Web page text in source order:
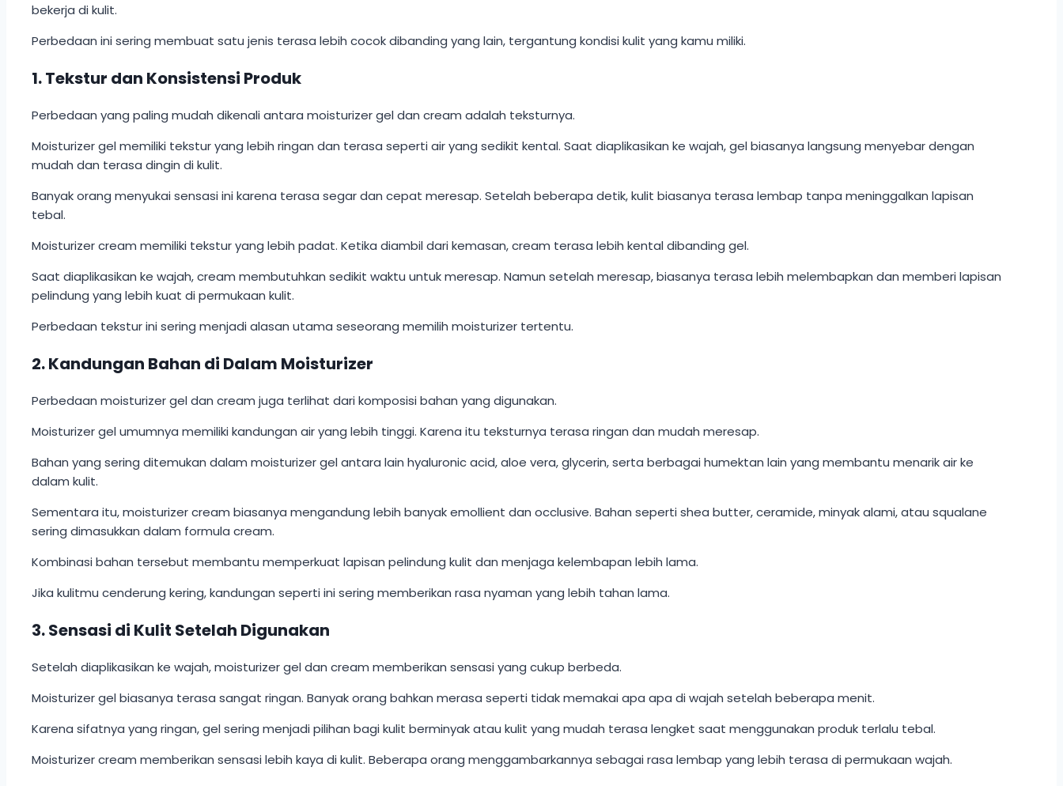
bekerja di kulit.
Perbedaan ini sering membuat satu jenis terasa lebih cocok dibanding yang lain, tergantung kondisi kulit yang kamu miliki.
1. Tekstur dan Konsistensi Produk
Perbedaan yang paling mudah dikenali antara moisturizer gel dan cream adalah teksturnya.
Moisturizer gel memiliki tekstur yang lebih ringan dan terasa seperti air yang sedikit kental. Saat diaplikasikan ke wajah, gel biasanya langsung menyebar dengan
mudah dan terasa dingin di kulit.
Banyak orang menyukai sensasi ini karena terasa segar dan cepat meresap. Setelah beberapa detik, kulit biasanya terasa lembap tanpa meninggalkan lapisan
tebal.
Moisturizer cream memiliki tekstur yang lebih padat. Ketika diambil dari kemasan, cream terasa lebih kental dibanding gel.
Saat diaplikasikan ke wajah, cream membutuhkan sedikit waktu untuk meresap. Namun setelah meresap, biasanya terasa lebih melembapkan dan memberi lapisan
pelindung yang lebih kuat di permukaan kulit.
Perbedaan tekstur ini sering menjadi alasan utama seseorang memilih moisturizer tertentu.
2. Kandungan Bahan di Dalam Moisturizer
Perbedaan moisturizer gel dan cream juga terlihat dari komposisi bahan yang digunakan.
Moisturizer gel umumnya memiliki kandungan air yang lebih tinggi. Karena itu teksturnya terasa ringan dan mudah meresap.
Bahan yang sering ditemukan dalam moisturizer gel antara lain hyaluronic acid, aloe vera, glycerin, serta berbagai humektan lain yang membantu menarik air ke
dalam kulit.
Sementara itu, moisturizer cream biasanya mengandung lebih banyak emollient dan occlusive. Bahan seperti shea butter, ceramide, minyak alami, atau squalane
sering dimasukkan dalam formula cream.
Kombinasi bahan tersebut membantu memperkuat lapisan pelindung kulit dan menjaga kelembapan lebih lama.
Jika kulitmu cenderung kering, kandungan seperti ini sering memberikan rasa nyaman yang lebih tahan lama.
3. Sensasi di Kulit Setelah Digunakan
Setelah diaplikasikan ke wajah, moisturizer gel dan cream memberikan sensasi yang cukup berbeda.
Moisturizer gel biasanya terasa sangat ringan. Banyak orang bahkan merasa seperti tidak memakai apa apa di wajah setelah beberapa menit.
Karena sifatnya yang ringan, gel sering menjadi pilihan bagi kulit berminyak atau kulit yang mudah terasa lengket saat menggunakan produk terlalu tebal.
Moisturizer cream memberikan sensasi lebih kaya di kulit. Beberapa orang menggambarkannya sebagai rasa lembap yang lebih terasa di permukaan wajah.